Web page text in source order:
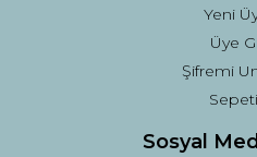
Yeni
Üye
Şifremi
Sosyal